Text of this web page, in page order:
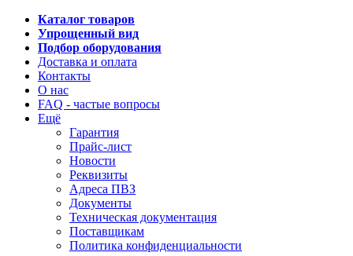
Каталог товаров
Упрощенный вид
Подбор оборудования
Доставка и оплата
Контакты
О нас
FAQ - частые вопросы
Ещё
Гарантия
Прайс-лист
Новости
Реквизиты
Адреса ПВЗ
Документы
Техническая документация
Поставщикам
Политика конфиденциальности